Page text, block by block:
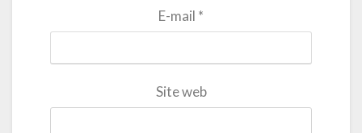
E-mail *
Site web